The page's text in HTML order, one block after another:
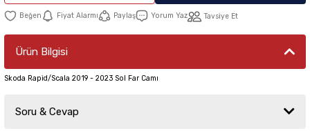
Fiyat Alarmı Paylaş Yorum Yaz Tavsiye Et
Ürün Bilgisi
Skoda Rapid/Scala 2019 - 2023 Sol Far Camı
Soru & Cevap